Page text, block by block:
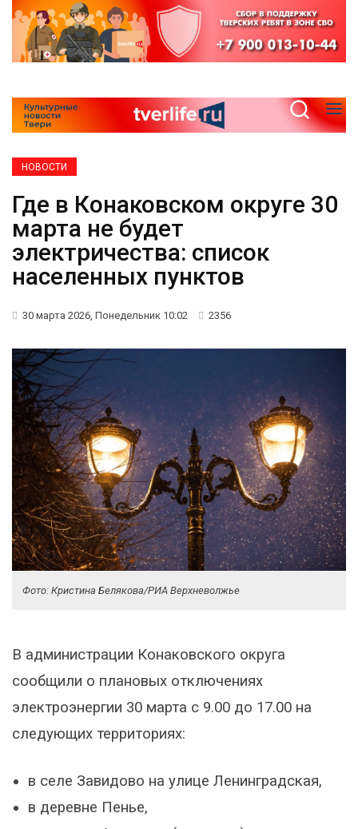
НОВОСТИ
Где в Конаковском округе 30
марта не будет
электричества: список
населенных пунктов
30 марта 2026, Понедельник 10:02 2356
Фото: Кристина Белякова/РИА Верхневолжье
В администрации Конаковского округа
сообщили о плановых отключениях
электроэнергии 30 марта с 9.00 до 17.00 на
следующих территориях:
в селе Завидово на улице Ленинградская,
в деревне Пенье,